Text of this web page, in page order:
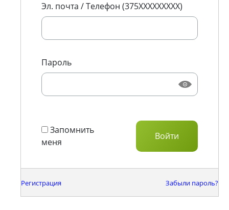
Эл. почта / Телефон (375XXXXXXXXX)
Пароль
Запомнить
меня
Регистрация Забыли пароль?